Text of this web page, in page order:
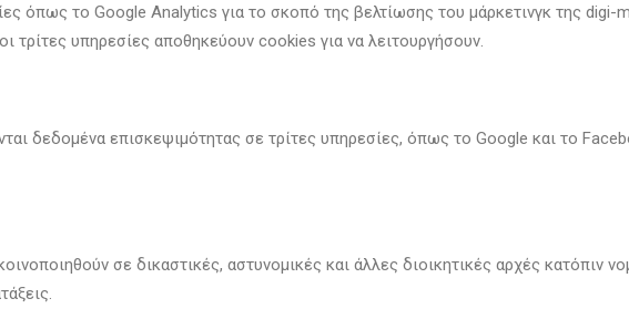
όπως το Google Analytics για το σκοπό της βελτίωσης του μάρκετινγκ της digi-
τρίτες υπηρεσίες αποθηκεύουν cookies για να λειτουργήσουν.
δεδομένα επισκεψιμότητας σε τρίτες υπηρεσίες, όπως το Google και το
σε δικαστικές, αστυνομικές και άλλες διοικητικές αρχές κατόπιν